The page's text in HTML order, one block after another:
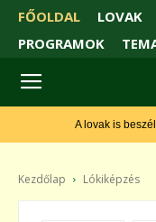
FŐOLDAL LOVAK
PROGRAMOK
A lovak is
Kezdőlap Lókiképzés